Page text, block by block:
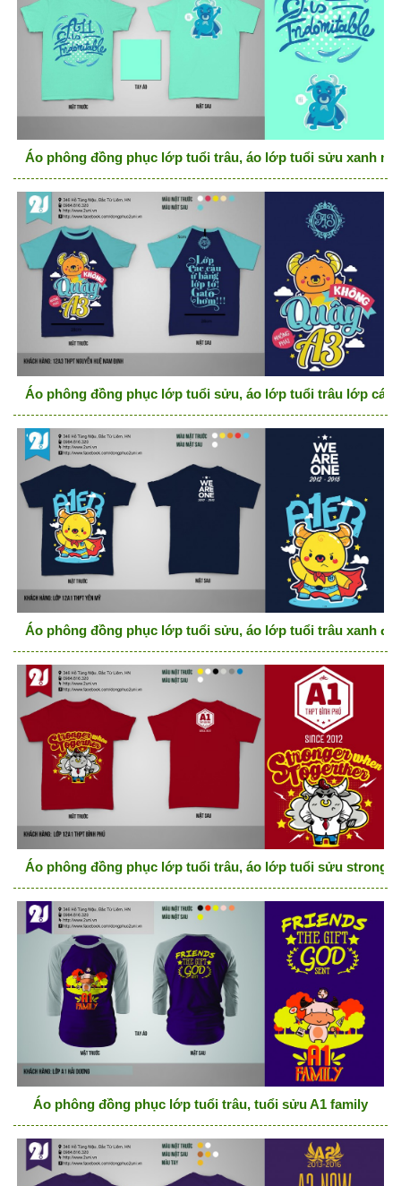
Áo phông đồng phục lớp tuổi trâu, áo lớp tuổi sửu xanh
Áo phông đồng phục lớp tuổi sửu, áo lớp tuổi trâu lớp các
Áo phông đồng phục lớp tuổi sửu, áo lớp tuổi trâu xanh
Áo phông đồng phục lớp tuổi trâu, áo lớp tuổi sửu
Áo phông đồng phục lớp tuổi trâu, tuổi sửu A1 family